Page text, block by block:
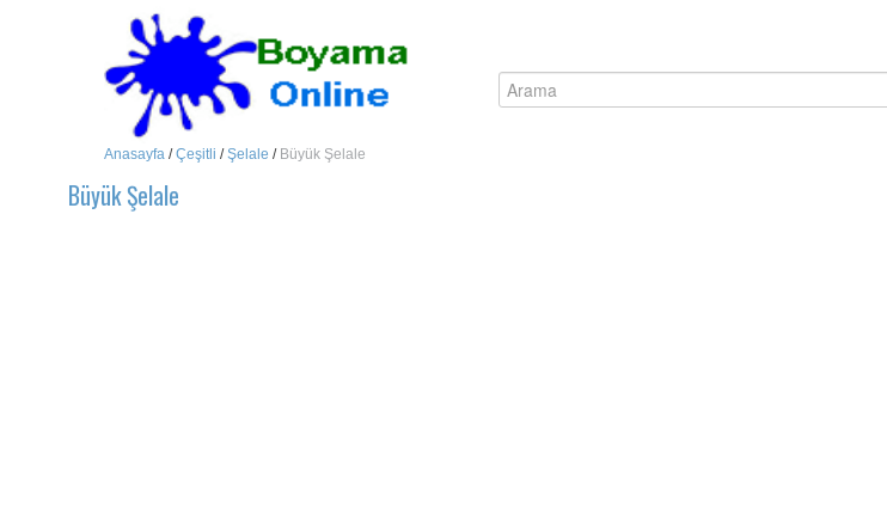
Anasayfa /Çeşitli /Şelale / Büyük Şelale
Büyük Şelale